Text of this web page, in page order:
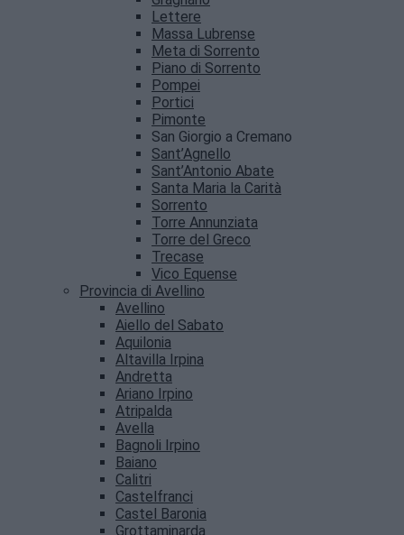
Lettere
Massa Lubrense
Meta di Sorrento
Piano di Sorrento
Pompei
Portici
Pimonte
San Giorgio a Cremano
Sant’Agnello
Sant’Antonio Abate
Santa Maria la Carità
Sorrento
Torre Annunziata
Torre del Greco
Trecase
Vico Equense
Provincia di Avellino
Avellino
Aiello del Sabato
Aquilonia
Altavilla Irpina
Andretta
Ariano Irpino
Atripalda
Avella
Bagnoli Irpino
Baiano
Calitri
Castelfranci
Castel Baronia
Grottaminarda